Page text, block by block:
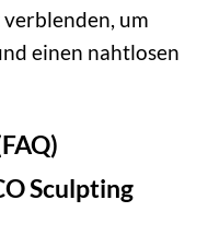
um
einen nahtlosen
Sculpting